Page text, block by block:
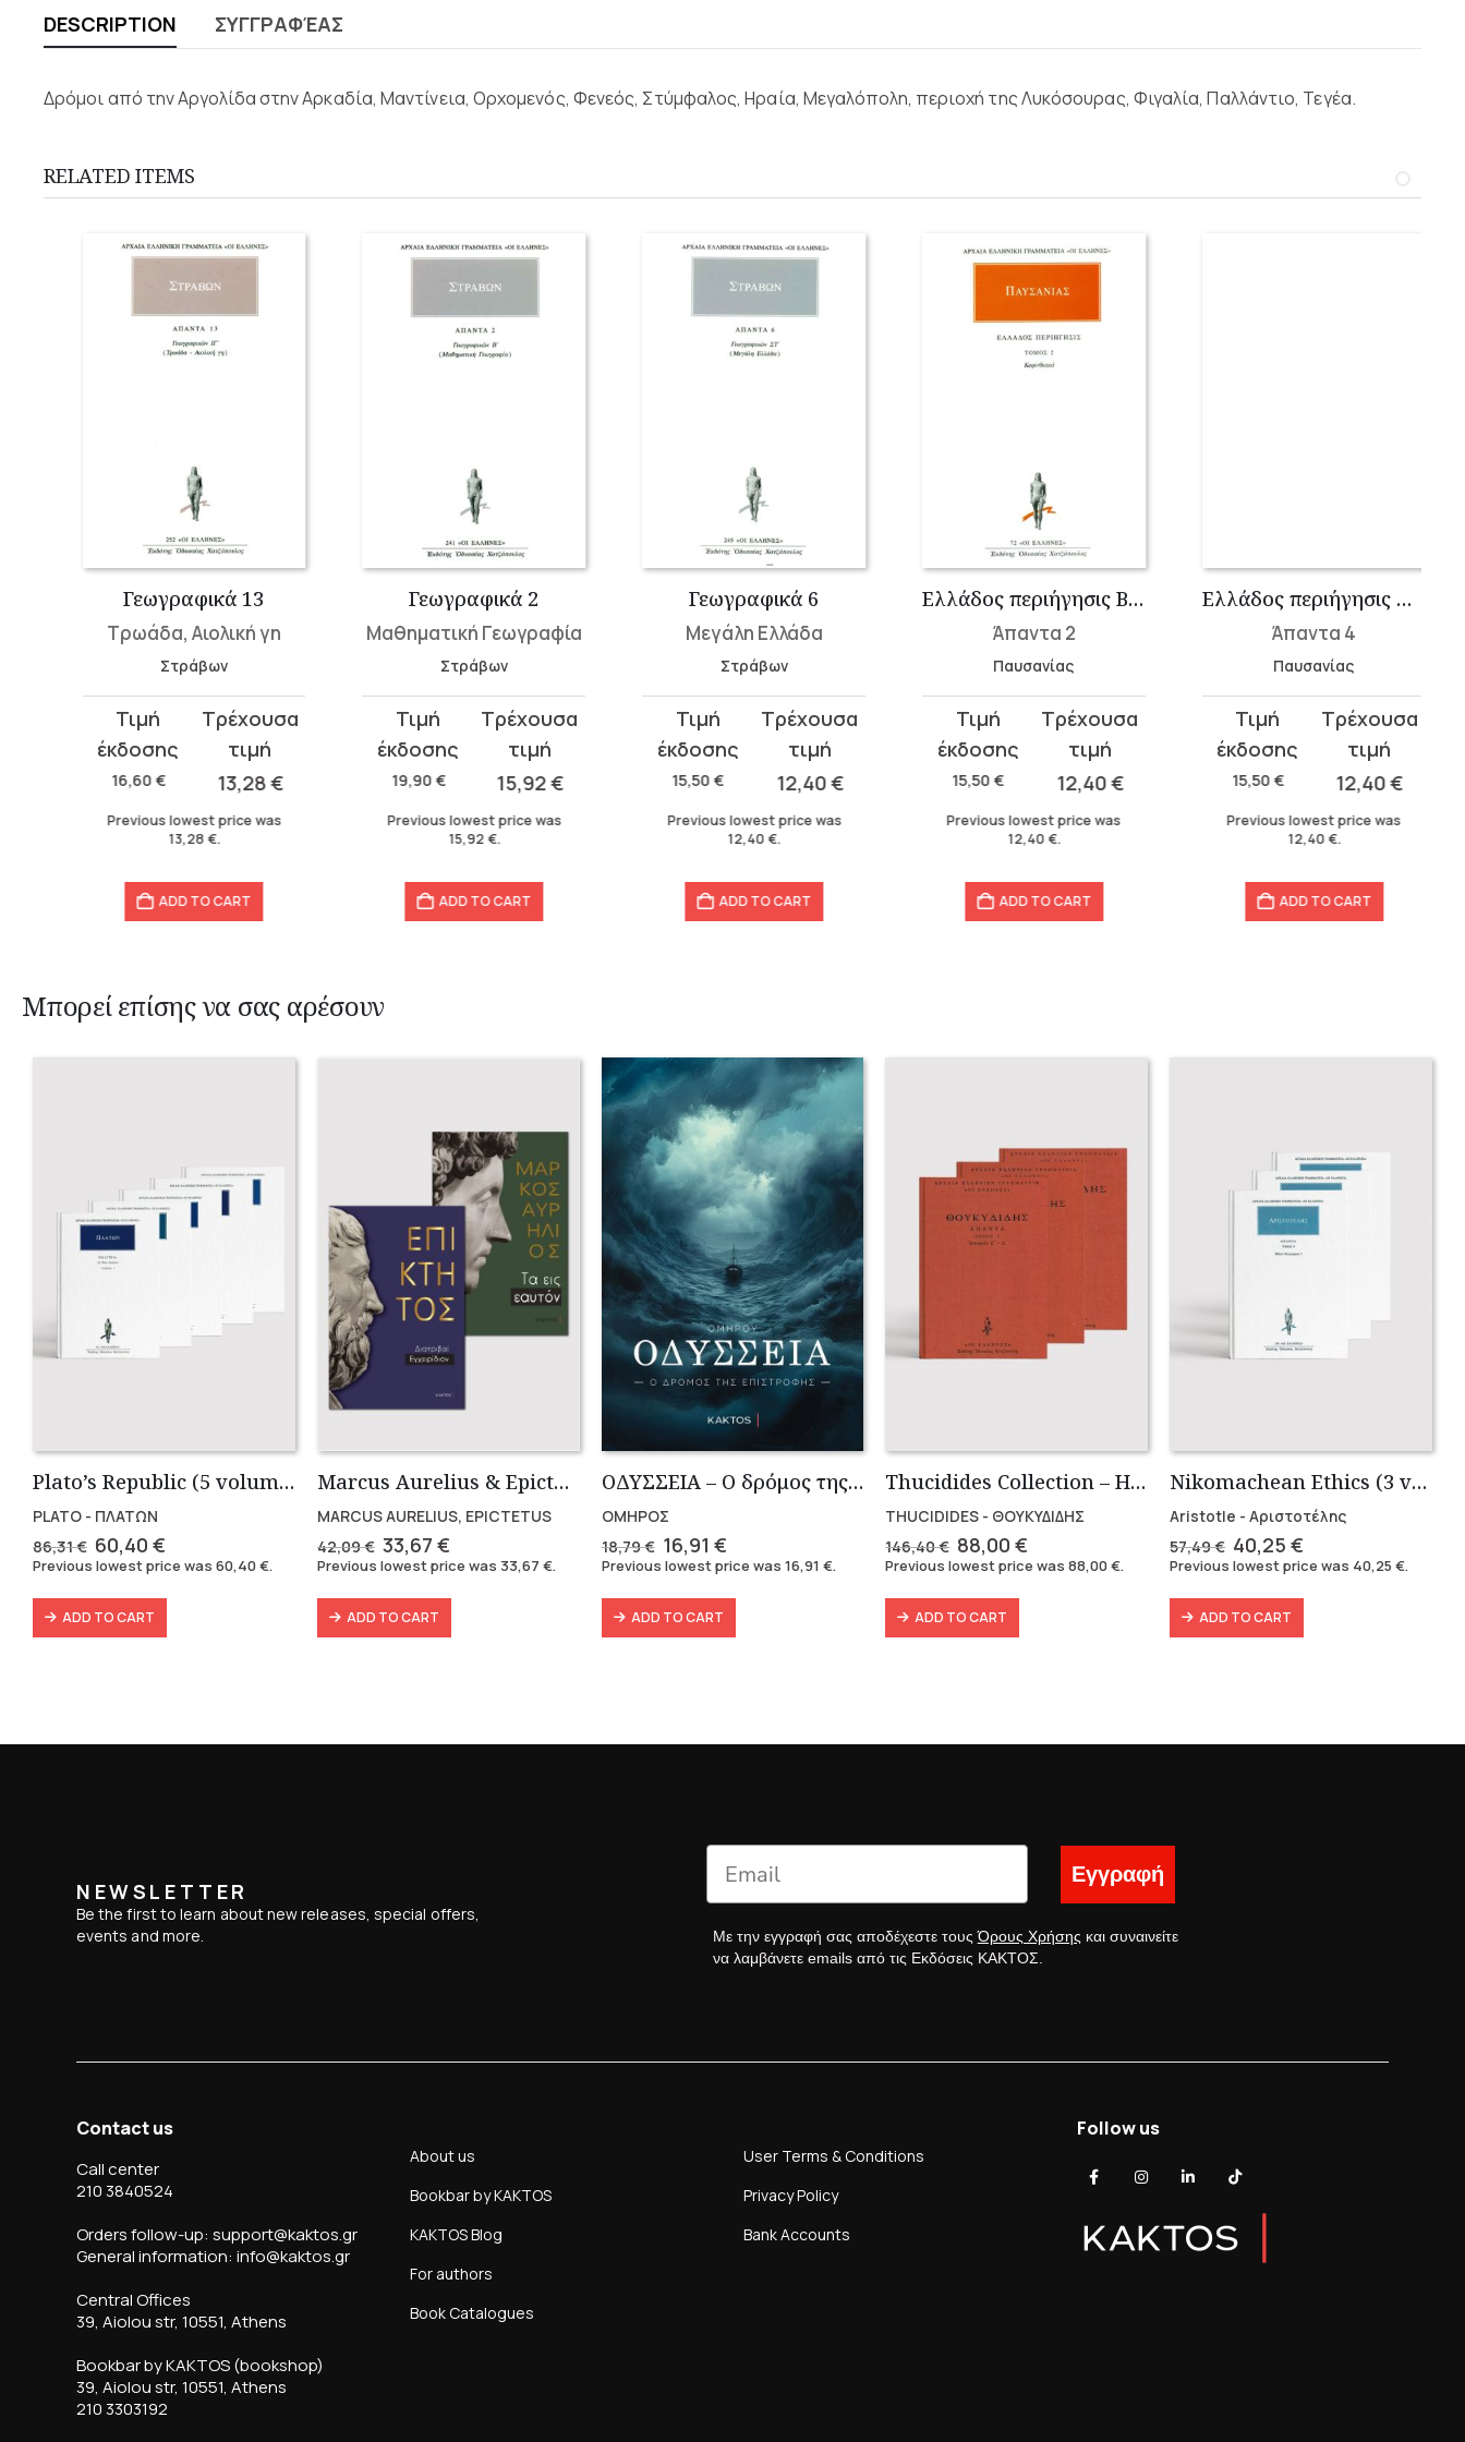
DESCRIPTION ΣΥΓΓΡΑΦΈΑΣ
Δρόμοι από την Αργολίδα στην Αρκαδία, Μαντίνεια, Ορχομενός, Φενεός, Στύμφαλος, Ηραία, Μεγαλόπολη, περιοχή της Λυκόσουρας, Φιγαλία, Παλλάντιο, Τεγέα.
RELATED ITEMS
Γεωγραφικά 13
Τρωάδα, Αιολική γη
Στράβων
16,60€
Original
price
16,60 €.
13,28€
Current
price
13,28 €.Previous lowest price was
13,28€.
ADD TO CART
Γεωγραφικά 2
Μαθηματική Γεωγραφία
Στράβων
19,90€
Original
price
19,90 €.
15,92€
Current
price
15,92 €.Previous lowest price was
15,92€.
ADD TO CART
Γεωγραφικά 6
Μεγάλη Ελλάδα
Στράβων
15,50€
Original
price
15,50 €.
12,40€
Current
price
12,40 €.Previous lowest price was
12,40€.
ADD TO CART
Ελλάδος περιήγησις Β΄: Κορινθιακά
Άπαντα 2
Παυσανίας
15,50€
Original
price
15,50 €.
12,40€
Current
price
12,40 €.Previous lowest price was
12,40€.
ADD TO CART
Ελλάδος περιήγησις Δ΄: Μεσσηνιακά
Άπαντα 4
Παυσανίας
15,50€
Original
price
15,50 €.
12,40€
Current
price
12,40 €.Previous lowest price was
12,40€.
ADD TO CART
Μπορεί επίσης να σας αρέσουν
Plato’s Republic (5 volumes)
PLATO - ΠΛΑΤΩΝ
86,31€ Original
price
86,31 €.
60,40€
price
60,40 €.
Previous lowest price was 60,40€.
ADD TO CART
Marcus Aurelius & Epictetus (Compact works in Greek)
MARCUS AURELIUS, EPICTETUS
42,09€ Original
price
42,09 €.
33,67 €Current
price
33,67 €.
Previous lowest price was 33,67 €.
ADD TO CART
OΔΥΣΣΕΙΑ – Ο δρόμος της επιστροφής
ΟΜΗΡΟΣ
18,79€ Original
price
18,79 €.
16,91 €Current
price
16,91 €.
Previous lowest price was 16,91 €.
ADD TO CART
Thucidides Collection – Hardbound Edition (4 volumes)
THUCIDIDES - ΘΟΥΚΥΔΙΔΗΣ
146,40€ Original
price
was:
146,40 €.
88,00€
price
Previous lowest price was88,00€.
ADD TO CART
Nikomachean Ethics (3 volumes)
Aristotle - Αριστοτέλης
57,49€ Original
price
57,49 €.
40,25€
price
40,25 €.
Previous lowest price was 40,25€.
ADD TO CART
NEWSLETTER
Be the first to learn about new releases, special offers,
events and more.
Εγγραφή
Με την εγγραφή σας αποδέχεστε τουςΌρους Χρήσης και συναινείτε
να λαμβάνετε emails από τις Εκδόσεις ΚΑΚΤΟΣ.
Contact us
Call center
210 3840524
Orders follow-up: support@kaktos.gr
General information: info@kaktos.gr
Central Offices
39, Aiolou str, 10551, Athens
Bookbar by KAKTOS (bookshop)
39, Aiolou str, 10551, Athens
210 3303192
About us
Bookbar by KAKTOS
KAKTOS Blog
For authors
Book Catalogues
User Terms & Conditions
Privacy Policy
Bank Accounts
Follow us